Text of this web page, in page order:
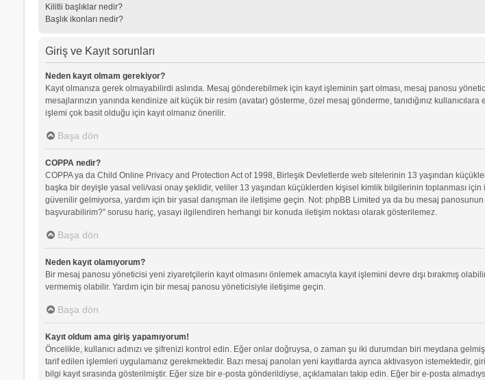
Kilitli başlıklar nedir?
Başlık ikonları nedir?
Giriş ve Kayıt sorunları
Neden kayıt olmam gerekiyor?
Kayıt olmanıza gerek olmayabilirdi aslında. Mesaj gönderebilmek için kayıt işleminin şart olması, mesaj panosu
mesajlarınızın yanında kendinize ait küçük bir resim (avatar) gösterme, özel mesaj gönderme, tanıdığınız
işlemi çok basit olduğu için kayıt olmanız önerilir.
Başa dön
COPPA nedir?
COPPA ya da Child Online Privacy and Protection Act of 1998, Birleşik Devletlerde web sitelerinin 13 yaşından
başka bir deyişle yasal veli/vasi onay şeklidir, veliler 13 yaşından küçüklerden kişisel kimlik bilgilerinin toplanması
güvenilir gelmiyorsa, yardım için bir yasal danışman ile iletişime geçin. Not: phpBB Limited ya da bu mesaj
başvurabilirim?” sorusu hariç, yasayı ilgilendiren herhangi bir konuda iletişim noktası olarak gösterilemez.
Başa dön
Neden kayıt olamıyorum?
Bir mesaj panosu yöneticisi yeni ziyaretçilerin kayıt olmasını önlemek amacıyla kayıt işlemini devre dışı bırakmış
vermemiş olabilir. Yardım için bir mesaj panosu yöneticisiyle iletişime geçin.
Başa dön
Kayıt oldum ama giriş yapamıyorum!
Öncelikle, kullanıcı adınızı ve şifrenizi kontrol edin. Eğer onlar doğruysa, o zaman şu iki durumdan biri meydana
tarif edilen işlemleri uygulamanız gerekmektedir. Bazı mesaj panoları yeni kayıtlarda ayrıca aktivasyon
bilgi kayıt sırasında gösterilmiştir. Eğer size bir e-posta gönderildiyse, açıklamaları takip edin. Eğer bir e-posta